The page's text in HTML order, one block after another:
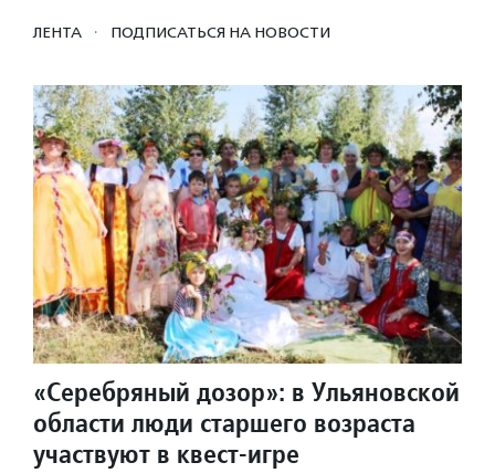
ЛЕНТА · ПОДПИСАТЬСЯ НА НОВОСТИ
«Серебряный дозор»: в Ульяновской
области люди старшего возраста
участвуют в квест-игре